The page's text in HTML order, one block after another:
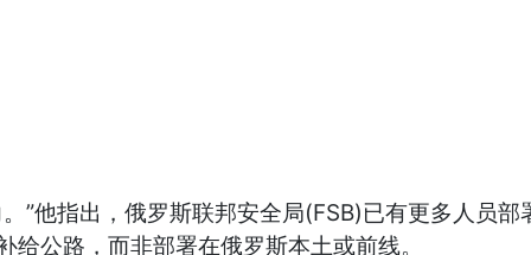
”他指出，俄罗斯联邦安全局(FSB)已有更多人员
公路，而非部署在俄罗斯本土或前线。